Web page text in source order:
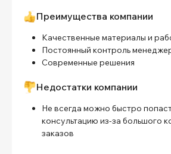
Преимущества компании
Качественные материалы и
Постоянный контроль
Современные решения
Недостатки компании
Не всегда можно быстро
консультацию из-за большого
заказов